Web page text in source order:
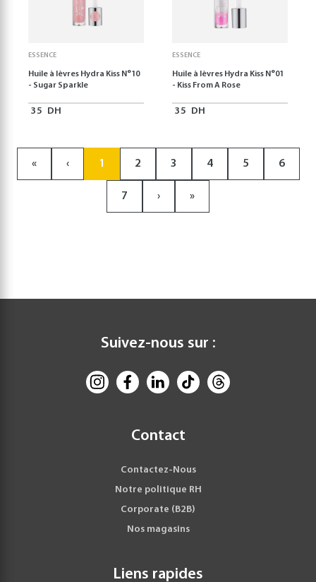
ESSENCE
Huile à lèvres Hydra Kiss N°10
- Sugar Sparkle
35 DH
ESSENCE
Huile à lèvres Hydra Kiss N°01
- Kiss From A Rose
35 DH
« ‹ 1 2 3 4 5 6
7 › »
Suivez-nous sur :
Contact
Contactez-Nous
Notre politique RH
Corporate (B2B)
Nos magasins
Liens rapides